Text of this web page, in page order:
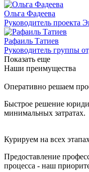
Ольга Фадеева
Руководитель проекта
Рафаиль Татиев
Руководитель группы
Показать еще
Наши преимущества
Оперативно решаем
Быстрое решение
минимальных затратах.
Курируем на всех
Предоставление
процесса - наш